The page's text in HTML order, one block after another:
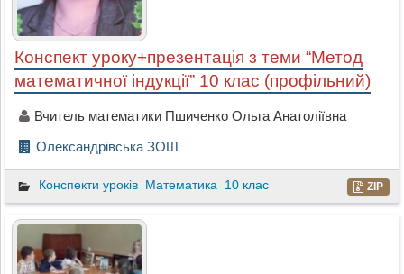
Конспект уроку+презентація з теми “Метод
математичної індукції” 10 клас (профільний)
Вчитель математики Пшиченко Ольга Анатоліївна
Олександрівська ЗОШ
Конспекти уроків Математика 10 клас ZIP